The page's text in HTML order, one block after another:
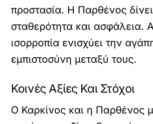
προστασία. Η Παρθένος δίνει
σταθερότητα και ασφάλεια.
ισορροπία ενισχύει την
εμπιστοσύνη μεταξύ τους.
Κοινές Αξίες Και Στόχοι
Ο Καρκίνος και η Παρθένος